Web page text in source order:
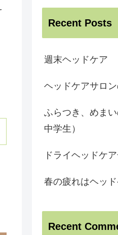
Recent Posts
週末ヘッドケア
ヘッドケアサロ
ふらつき、めま
中学生）
ドライヘッドケ
春の疲れはヘッ
Recent